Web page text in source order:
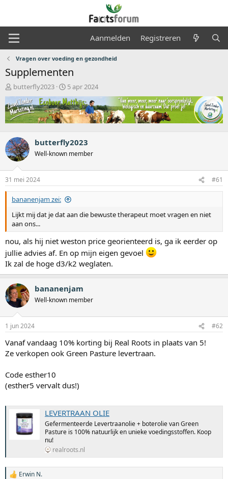
Aanmelden Registreren
Vragen over voeding en gezondheid
Supplementen
O
n
d
e
r
e
r
p
s
t
a
r
t
e
r
butterfly2023
S
t
a
r
t
a
m
5 apr 2024
butterfly2023
Well-known member
31 mei 2024 #61
bananenjam zei:
Lijkt mij dat je dat aan die bewuste therapeut moet vragen en niet
aan ons...
nou, als hij niet weston price georienteerd is, ga ik eerder op
jullie advies af. En op mijn eigen gevoel
Ik zal de hoge d3/k2 weglaten.
bananenjam
Well-known member
1 jun 2024 #62
Vanaf vandaag 10% korting bij Real Roots in plaats van 5!
Ze verkopen ook Green Pasture levertraan.
Code esther10
(esther5 vervalt dus!)
LEVERTRAAN OLIE
Gefermenteerde Levertraanolie + boterolie van Green
Pasture is 100% natuurlijk en unieke voedingsstoffen. Koop
nu!
realroots.nl
Erwin N.